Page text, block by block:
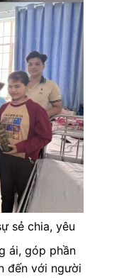
sẻ chia, yêu
ái, góp phần
đến với người